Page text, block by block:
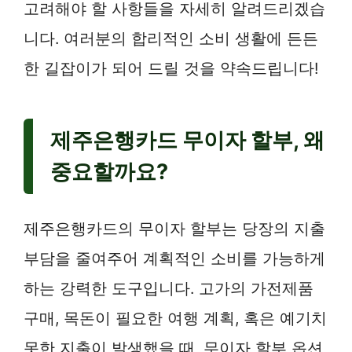
고려해야 할 사항들을 자세히 알려드리겠습
니다. 여러분의 합리적인 소비 생활에 든든
한 길잡이가 되어 드릴 것을 약속드립니다!
제주은행카드 무이자 할부, 왜
중요할까요?
제주은행카드의 무이자 할부는 당장의 지출
부담을 줄여주어 계획적인 소비를 가능하게
하는 강력한 도구입니다. 고가의 가전제품
구매, 목돈이 필요한 여행 계획, 혹은 예기치
못한 지출이 발생했을 때, 무이자 할부 옵션